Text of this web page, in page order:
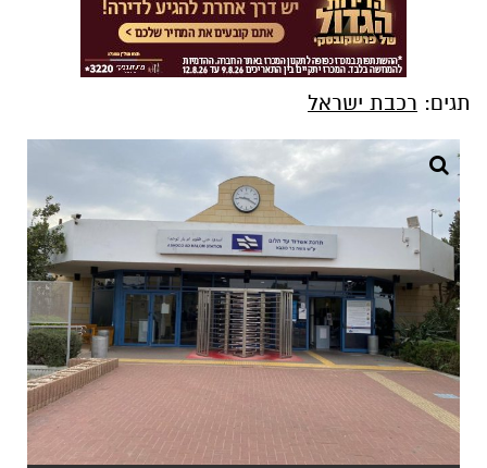
תגים: רכבת ישראל